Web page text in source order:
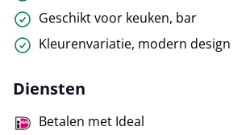
Geschikt voor keuken, bar
Kleurenvariatie, modern design
Diensten
Betalen met Ideal